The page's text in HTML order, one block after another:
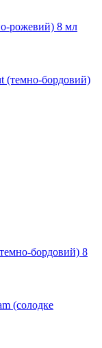
рожевий) 8 мл
бордовий) 8